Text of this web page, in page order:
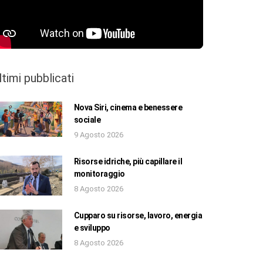
pubblicati
Nova Siri, cinema e benessere
sociale
9 Agosto 2026
Risorse idriche, più capillare il
monitoraggio
8 Agosto 2026
Cupparo su risorse, lavoro, energia
e sviluppo
8 Agosto 2026